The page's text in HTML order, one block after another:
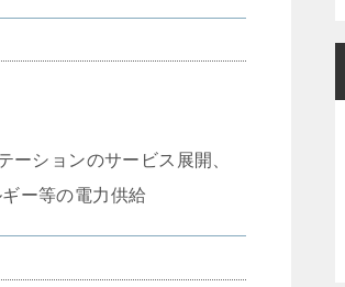
ーションのサービス展開、
ー等の電力供給